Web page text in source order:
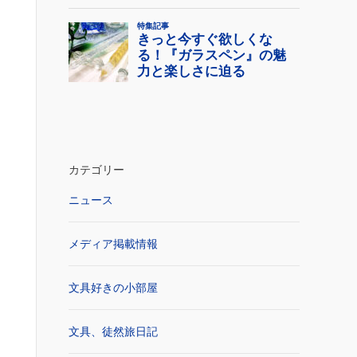
カテゴリー
ニュース
メディア掲載情報
文具好きの小部屋
文具、徒然旅日記